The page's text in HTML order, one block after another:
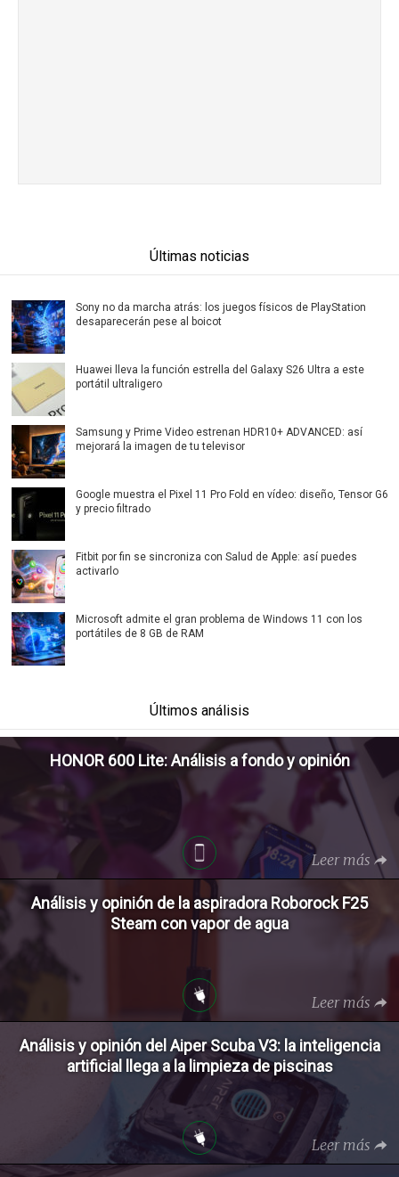
Últimas noticias
Sony no da marcha atrás: los juegos físicos de PlayStation
desaparecerán pese al boicot
Huawei lleva la función estrella del Galaxy S26 Ultra a este
portátil ultraligero
Samsung y Prime Video estrenan HDR10+ ADVANCED: así
mejorará la imagen de tu televisor
Google muestra el Pixel 11 Pro Fold en vídeo: diseño, Tensor G6
y precio filtrado
Fitbit por fin se sincroniza con Salud de Apple: así puedes
activarlo
Microsoft admite el gran problema de Windows 11 con los
portátiles de 8 GB de RAM
Últimos análisis
HONOR 600 Lite: Análisis a fondo y opinión
Leer más
Análisis y opinión de la aspiradora Roborock F25
Steam con vapor de agua
Leer más
Análisis y opinión del Aiper Scuba V3: la inteligencia
artificial llega a la limpieza de piscinas
Leer más